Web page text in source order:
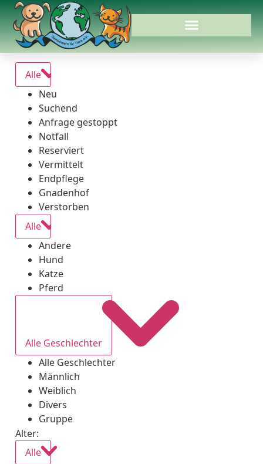
Alle
Neu
Suchend
Anfrage gestoppt
Notfall
Reserviert
Vermittelt
Endpflege
Gnadenhof
Verstorben
Alle
Andere
Hund
Katze
Pferd
Alle Geschlechter
Alle Geschlechter
Männlich
Weiblich
Divers
Gruppe
Alter:
Alle